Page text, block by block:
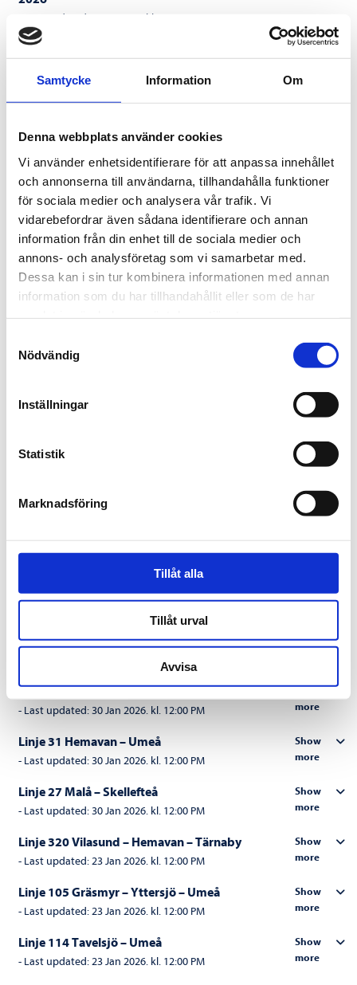
Samtycke Information Om
Denna webbplats använder cookies
Vi använder enhetsidentifierare för att anpassa innehållet
och annonserna till användarna, tillhandahålla funktioner
för sociala medier och analysera vår trafik. Vi
vidarebefordrar även sådana identifierare och annan
information från din enhet till de sociala medier och
annons- och analysföretag som vi samarbetar med.
Dessa kan i sin tur kombinera informationen med annan
information som du har tillhandahållit eller som de har
Nödvändig
Inställningar
Statistik
Marknadsföring
Tillåt alla
Tillåt urval
Avvisa
Last updated: 9 Jun 2026. kl. 12:00 PM
Linje 29 Skellefteå – Sorsele
Show
Linje 129 Norrbyn – Ängersjö –
-Last updated:22 May 2026. kl. 12:00 PM
Hållplats Kungavägen
-Last updated:20 May 2026. kl. 12:00 PM
Show
more
Linje 139 Robertsfors - Sikeå
-Last updated:30 Apr 2026. kl. 12:00 PM
Show
more
Linje 116 Botsmark – Sävar
- Last updated: 20 Apr 2026. kl. 12:00 PM
more
Linje 135 Bösta – Kasamark – Röbäck
Show
Show
Show
Show
Show
Linje 251 Björkland – Malå – Adak
-Last updated:6 Mar 2026. kl. 12:00 PM
Linje 80 Umeå Airport – Vasaplan –
Umeå Airport
17 Feb 2026. kl. 12:00 PM
more
Linje 239 Norsjö – Bastuträsk
- Last updated:30 Jan 2026. kl. 12:00 PM
Show
more
Linje 31 Hemavan – Umeå
- Last updated:30 Jan 2026. kl. 12:00 PM
Show
more
Linje 27 Malå – Skellefteå
- Last updated:30 Jan 2026. kl. 12:00 PM
Show
more
Linje 320 Vilasund – Hemavan – Tärnaby
- Last updated:23 Jan 2026. kl. 12:00 PM
Show
more
Linje 105 Gräsmyr – Yttersjö – Umeå
- Last updated:23 Jan 2026. kl. 12:00 PM
Show
more
Linje 114 Tavelsjö – Umeå
- Last updated:23 Jan 2026. kl. 12:00 PM
Show
more